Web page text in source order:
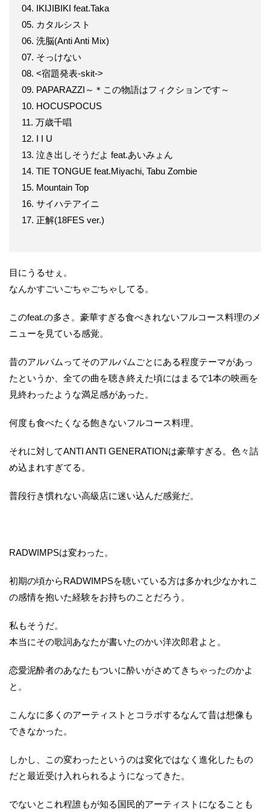
04. IKIJIBIKI feat.Taka
05. カタルシスト
06. 洗脳(Anti Anti Mix)
07. そっけない
08. <宿題発表-skit->
09. PAPARAZZI～＊この物語はフィクションです～
10. HOCUSPOCUS
11. 万歳千唱
12. I I U
13. 泣き出しそうだよ feat.あいみょん
14. TIE TONGUE feat.Miyachi, Tabu Zombie
15. Mountain Top
16. サイハテアイニ
17. 正解(18FES ver.)
目にうるせぇ。
なんかすごいごちゃごちゃしてる。
このfeat.の多さ。豪華すぎる食べきれないフルコース料理のメ
ニューを見ている感覚。
昔のアルバムってそのアルバムごとにある程度テーマがあっ
たというか、全ての曲を聴き終えた頃にはまるで1本の映画を
見終わったような満足感があった。
何度も食べたくなる飽きないフルコース料理。
それに対してANTI ANTI GENERATIONは豪華すぎる。色々詰
め込まれすぎてる。
普段行き慣れない高級店に迷い込んだ感覚だ。
RADWIMPSは変わった。
初期の頃からRADWIMPSを聴いている方は多かれ少なかれこ
の感情を抱いた経験をお持ちのことだろう。
私もそうだ。
本当にその歌詞あなたが書いたのかい洋次郎君よと。
恋愛泥酔者のあなたもついに酔いがさめてきちゃったのかよ
と。
こんなに多くのアーティストとコラボするなんて昔は想像も
できなかった。
しかし、この変わったというのは変化ではなく進化したもの
だと最近受け入れられるようになってきた。
でないとこれ程誰もが知る国民的アーティストになることも